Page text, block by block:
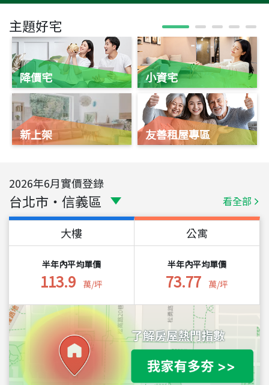
主題好宅
降價宅
新上架
小資宅
友善租屋專區
2026年6月實價登錄
台北市 ・ 信義區 看全部
大樓
半年內平均單價
113.9 萬/坪
公寓
半年內平均單價
73.77 萬/坪